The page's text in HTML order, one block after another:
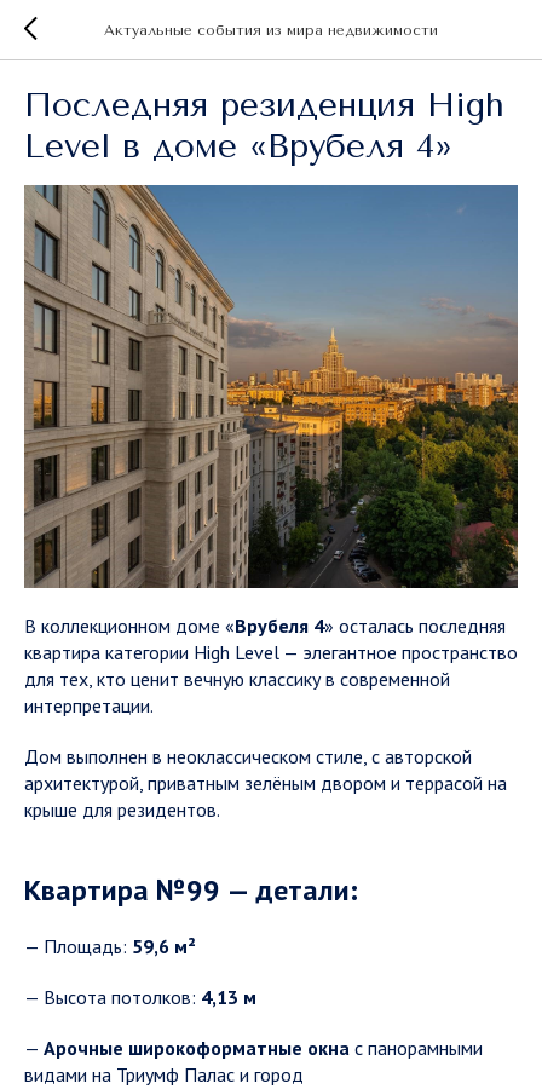
Актуальные события из мира недвижимости
Последняя резиденция High
Level в доме «Врубеля 4»
В коллекционном доме «Врубеля 4» осталась последняя
квартира категории High Level — элегантное пространство
для тех, кто ценит вечную классику в современной
интерпретации.
Дом выполнен в неоклассическом стиле, с авторской
архитектурой, приватным зелёным двором и террасой на
крыше для резидентов.
Квартира №99 — детали:
— Площадь: 59,6 м²
— Высота потолков: 4,13 м
— Арочные широкоформатные окна с панорамными
видами на Триумф Палас и город